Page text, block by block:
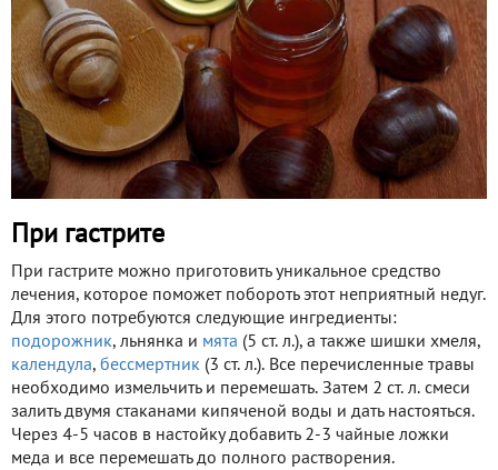
При гастрите
При гастрите можно приготовить уникальное средство
лечения, которое поможет побороть этот неприятный недуг.
Для этого потребуются следующие ингредиенты:
подорожник, льнянка и мята (5 ст. л.), а также шишки хмеля,
календула, бессмертник (3 ст. л.). Все перечисленные травы
необходимо измельчить и перемешать. Затем 2 ст. л. смеси
залить двумя стаканами кипяченой воды и дать настояться.
Через 4-5 часов в настойку добавить 2-3 чайные ложки
меда и все перемешать до полного растворения.